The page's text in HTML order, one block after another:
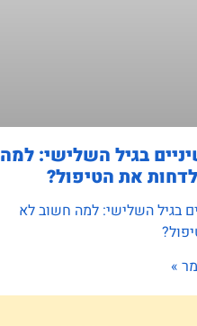
בגיל השלישי: למה
את הטיפול?
בגיל השלישי: למה חשוב לא
»